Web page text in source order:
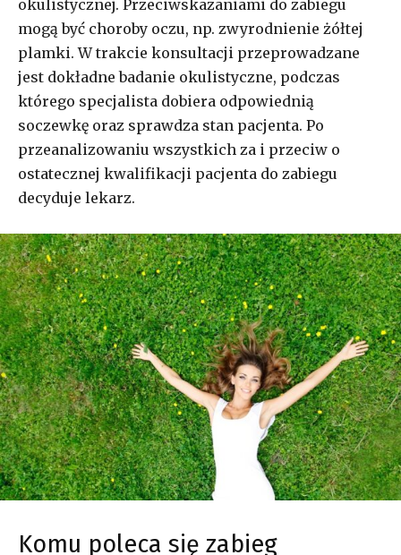
okulistycznej. Przeciwskazaniami do zabiegu
mogą być choroby oczu, np. zwyrodnienie żółtej
plamki. W trakcie konsultacji przeprowadzane
jest dokładne badanie okulistyczne, podczas
którego specjalista dobiera odpowiednią
soczewkę oraz sprawdza stan pacjenta. Po
przeanalizowaniu wszystkich za i przeciw o
ostatecznej kwalifikacji pacjenta do zabiegu
decyduje lekarz.
Komu poleca się zabieg